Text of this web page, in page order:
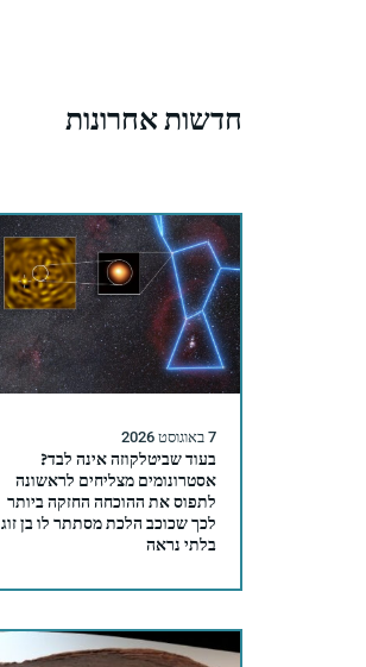
חדשות אחרונות
7 באוגוסט 2026
בעוד שביטלקוזה אינה לבד?
אסטרונומים מצליחים לראשונה
לתפוס את ההוכחה החזקה ביותר
לכך שכוכב הלכת מסתתר לו בן זוג
בלתי נראה